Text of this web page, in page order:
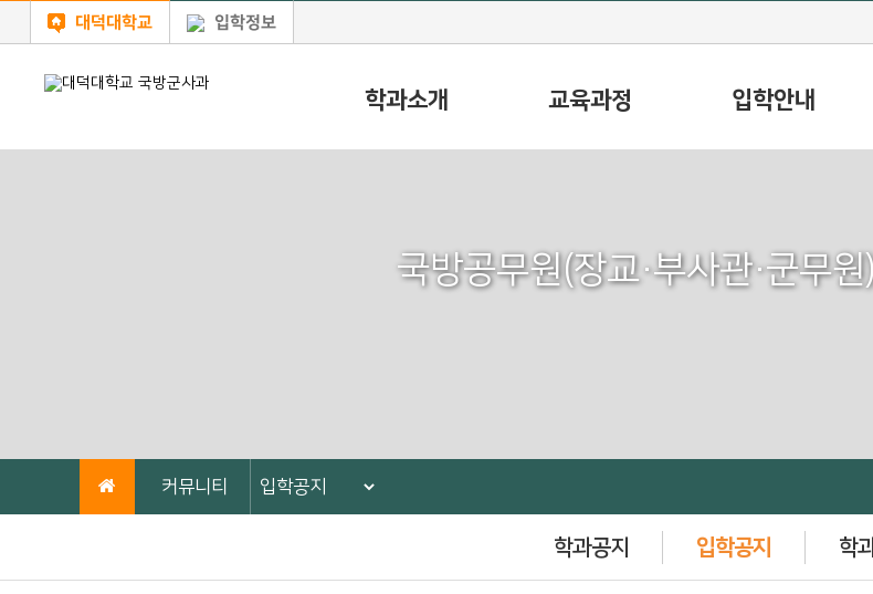
대덕대학교 입학정보
학과소개 교육과정 입학안내
국방공무원(장교·부사관·군무
커뮤니티
학과공지 입학공지 학